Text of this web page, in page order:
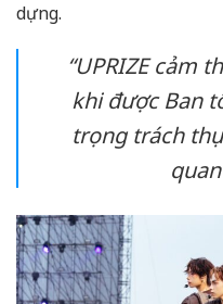
dựng.
“UPRIZE cảm
khi được Ban
trọng trách